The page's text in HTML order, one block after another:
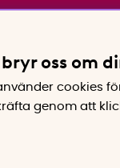
oss om
cookies
genom att